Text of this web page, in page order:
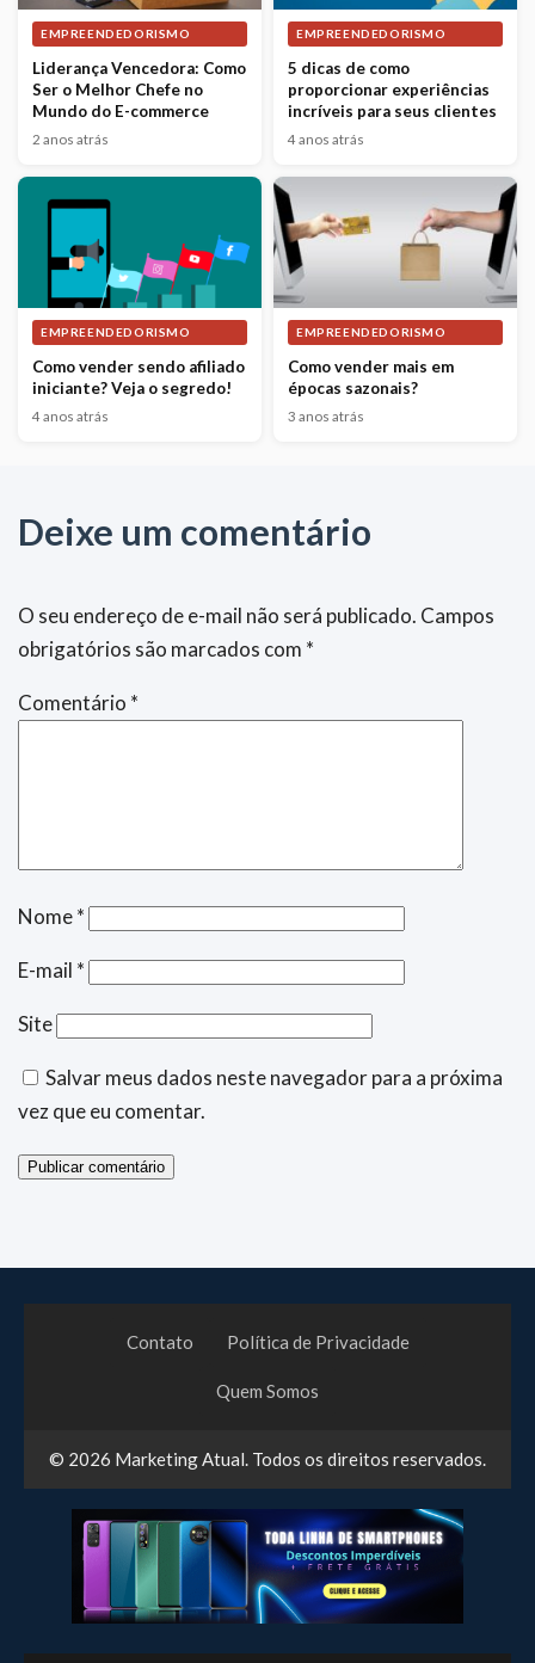
EMPREENDEDORISMO
Liderança Vencedora: Como
Ser o Melhor Chefe no
Mundo do E-commerce
2 anos atrás
EMPREENDEDORISMO
5 dicas de como
proporcionar experiências
incríveis para seus clientes
4 anos atrás
EMPREENDEDORISMO
Como vender sendo afiliado
iniciante? Veja o segredo!
4 anos atrás
EMPREENDEDORISMO
Como vender mais em
épocas sazonais?
3 anos atrás
Deixe um comentário
O seu endereço de e-mail não será publicado. Campos
obrigatórios são marcados com *
Comentário *
Nome*
E-mail *
Site
Salvar meus dados neste navegador para a próxima
vez que eu comentar.
Contato Política de Privacidade
Quem Somos
© 2026 Marketing Atual. Todos os direitos reservados.